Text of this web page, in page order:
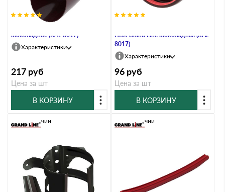
шоколадное (RAL 8017)
Характеристики
217 руб
Цена за шт
В КОРЗИНУ
ПВХ Grand Line шоколадная (RAL
8017)
Характеристики
96 руб
Цена за шт
В КОРЗИНУ
В наличии В наличии